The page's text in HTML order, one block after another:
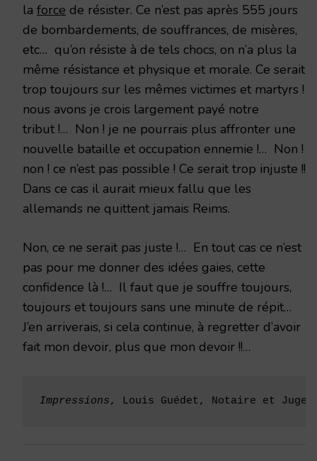
la force de résister. Ce n’est pas après 555 jours
de bombardements, de souffrances, de misères,
etc… qu’on résiste à de tels chocs, on n’a plus la
même résistance et physique et morale. Ce serait
trop toujours sur les mêmes victimes et martyrs !
nous avons je crois largement payé notre
tribut !… Non ! je ne pourrais plus affronter une
nouvelle bataille et occupation ennemie !… Non !
non ! ce n’est pas possible ! Ce serait trop injuste !!
Dans ce cas il aurait mieux fallu que les
allemands ne quittent jamais Reims.
Non, ce ne serait pas juste !… En tout cas ce n’est
pas pour me donner des idées gaies, cette
confidence là !… Il faut que je souffre toujours,
toujours et toujours sans une minute de répit…
J’en arriverais, si cela continue, à regretter d’avoir
fait mon devoir, plus que mon devoir !!…
Impressions, Louis Guédet, Notaire et